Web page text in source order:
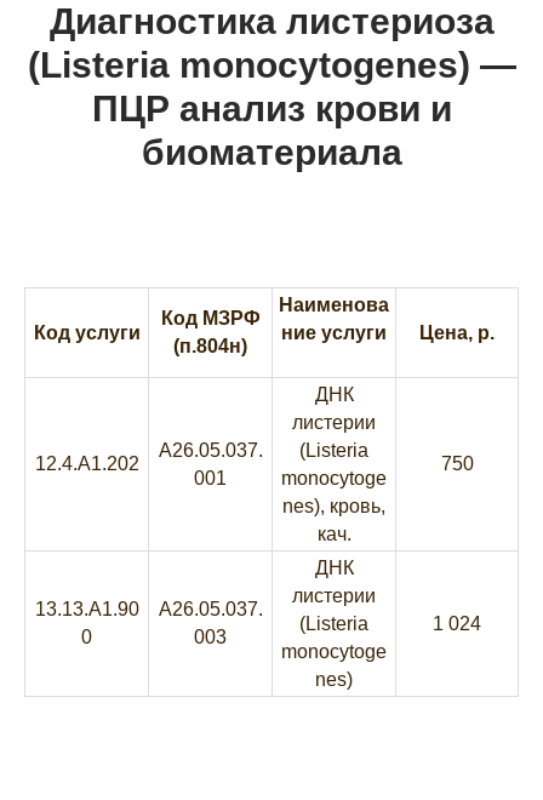
Диагностика листериоза
(Listeria monocytogenes) —
ПЦР анализ крови и
биоматериала
Код услуги
Код МЗРФ
(п.804н)
Наименова
ние услуги
Цена, р.
12.4.A1.202
A26.05.037.
001
ДНК
листерии
(Listeria
monocytoge
nes), кровь,
кач.
750
13.13.A1.90
0
A26.05.037.
003
ДНК
листерии
(Listeria
monocytoge
nes)
1 024